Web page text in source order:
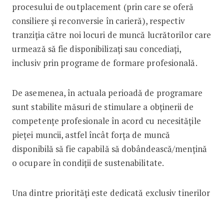
procesului de outplacement (prin care se oferă
consiliere și reconversie în carieră), respectiv
tranziția către noi locuri de muncă lucrătorilor care
urmează să fie disponibilizați sau concediați,
inclusiv prin programe de formare profesională.
De asemenea, în actuala perioadă de programare
sunt stabilite măsuri de stimulare a obținerii de
competențe profesionale în acord cu necesitățile
pieței muncii, astfel încât forța de muncă
disponibilă să fie capabilă să dobândească/mențină
o ocupare în condiții de sustenabilitate.
Una dintre priorități este dedicată exclusiv tinerilor